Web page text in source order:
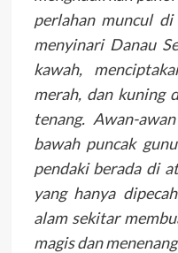
perlahan muncul
menyinari Danau
kawah,
merah, dan kuning
tenang. Awan-
bawah puncak
pendaki berada di
yang hanya
alam sekitar
magis dan